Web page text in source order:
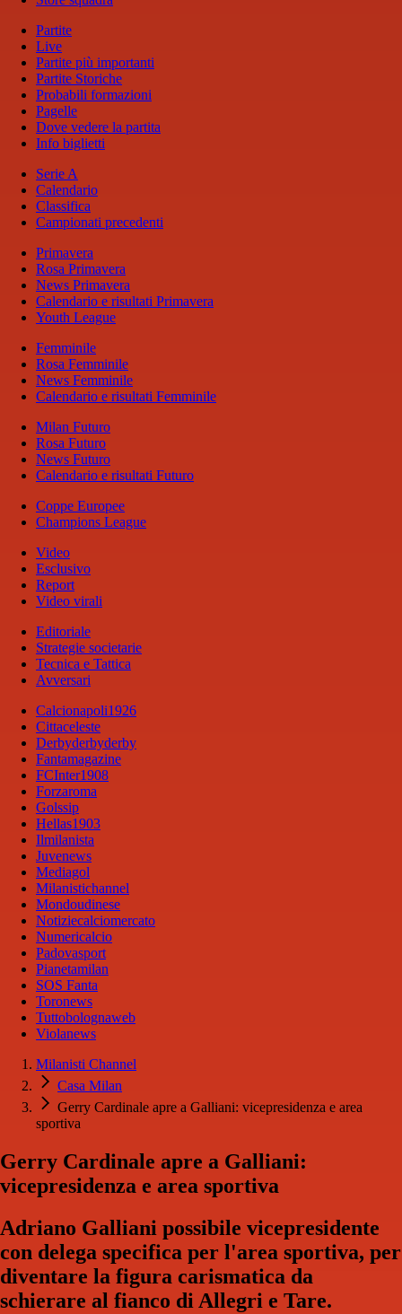
Partite
Live
Partite più importanti
Partite Storiche
Probabili formazioni
Pagelle
Dove vedere la partita
Info biglietti
Serie A
Calendario
Classifica
Campionati precedenti
Primavera
Rosa Primavera
News Primavera
Calendario e risultati Primavera
Youth League
Femminile
Rosa Femminile
News Femminile
Calendario e risultati Femminile
Milan Futuro
Rosa Futuro
News Futuro
Calendario e risultati Futuro
Coppe Europee
Champions League
Video
Esclusivo
Report
Video virali
Editoriale
Strategie societarie
Tecnica e Tattica
Avversari
Calcionapoli1926
Cittaceleste
Derbyderbyderby
Fantamagazine
FCInter1908
Forzaroma
Golssip
Hellas1903
Ilmilanista
Juvenews
Mediagol
Milanistichannel
Mondoudinese
Notiziecalciomercato
Numericalcio
Padovasport
Pianetamilan
SOS Fanta
Toronews
Tuttobolognaweb
Violanews
Milanisti Channel
Casa Milan
Gerry Cardinale apre a Galliani: vicepresidenza e area
sportiva
Gerry Cardinale apre a Galliani:
vicepresidenza e area sportiva
Adriano Galliani possibile vicepresidente
con delega specifica per l'area sportiva, per
diventare la figura carismatica da
schierare al fianco di Allegri e Tare.